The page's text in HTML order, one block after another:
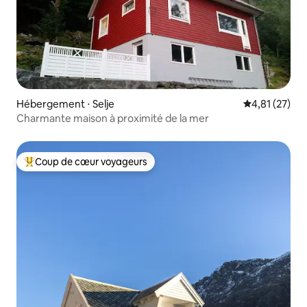
Hébergement ⋅ Selje Évaluation
4,81 (27)
Charmante maison à proximité de la mer
Coups de cœur voyageurs les plus appréciés
Coup de cœur voyageurs